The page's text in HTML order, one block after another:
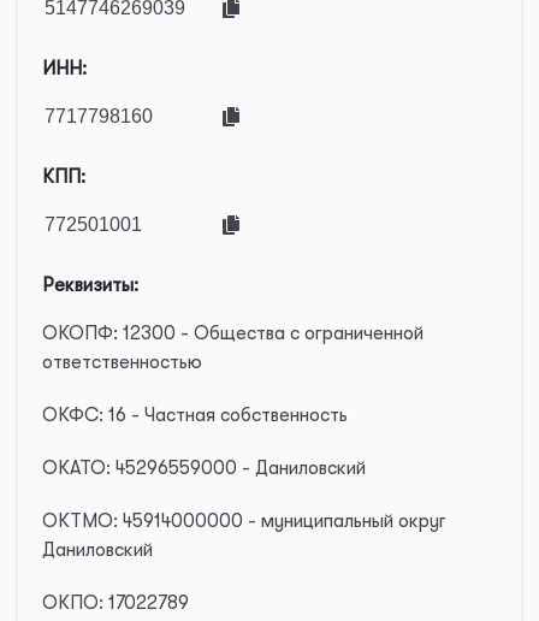
ИНН:
КПП:
Реквизиты:
ОКОПФ: 12300 - Общества с ограниченной
ответственностью
ОКФС: 16 - Частная собственность
ОКАТО: 45296559000 - Даниловский
ОКТМО: 45914000000 - муниципальный округ
Даниловский
ОКПО: 17022789